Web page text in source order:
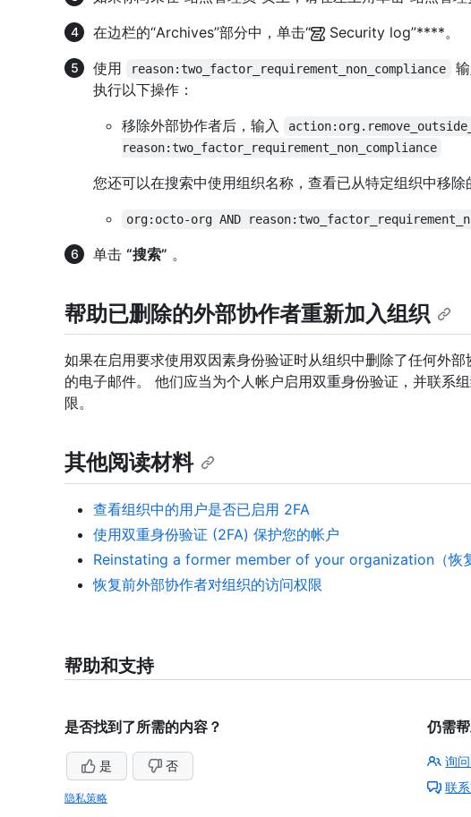
在边栏的“Archives”部分中，单击“
Security log”****。
使用
reason:two_factor_requirement_non_compliance
执行以下操作：
移除外部协作者后，输入
reason:two_factor_requirement_non_compliance
您还可以在搜索中使用组织名称，查看已从特定组织中移除
org:octo-org AND
单击 “搜索” 。
帮助已删除的外部协作者重新加入组织
如果在启用要求使用双因素身份验证时从组织中删除了任何外
的电子邮件。 他们应当为个人帐户启用双重身份验证，并联系
限。
其他阅读材料
查看组织中的用户是否已启用 2FA
使用双重身份验证 (2FA) 保护您的帐户
Reinstating a former member of your organization（恢复
恢复前外部协作者对组织的访问权限
帮助和支持
是否找到了所需的内容？
是 否
隐私策略
仍需
询
联